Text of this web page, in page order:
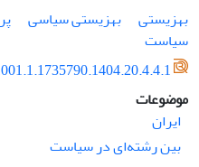
بهزیستی
بهزیستی سیاسی
سیاست
موضوعات
ایران
بین رشته‌ای در سیاست